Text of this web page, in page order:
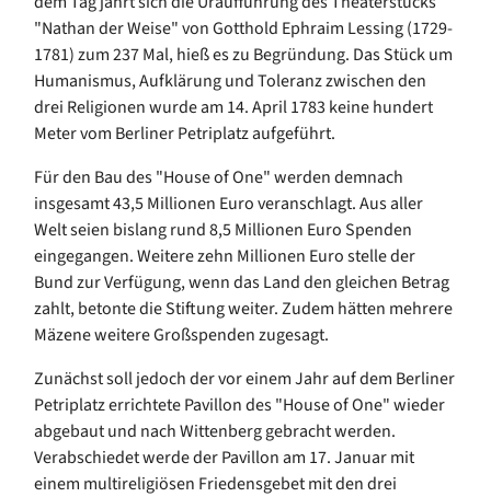
"Nathan der Weise" von Gotthold Ephraim Lessing (1729-
1781) zum 237 Mal, hieß es zu Begründung. Das Stück um
Humanismus, Aufklärung und Toleranz zwischen den
drei Religionen wurde am 14. April 1783 keine hundert
Meter vom Berliner Petriplatz aufgeführt.
Für den Bau des "House of One" werden demnach
insgesamt 43,5 Millionen Euro veranschlagt. Aus aller
Welt seien bislang rund 8,5 Millionen Euro Spenden
eingegangen. Weitere zehn Millionen Euro stelle der
Bund zur Verfügung, wenn das Land den gleichen Betrag
zahlt, betonte die Stiftung weiter. Zudem hätten mehrere
Mäzene weitere Großspenden zugesagt.
Zunächst soll jedoch der vor einem Jahr auf dem Berliner
Petriplatz errichtete Pavillon des "House of One" wieder
abgebaut und nach Wittenberg gebracht werden.
Verabschiedet werde der Pavillon am 17. Januar mit
einem multireligiösen Friedensgebet mit den drei